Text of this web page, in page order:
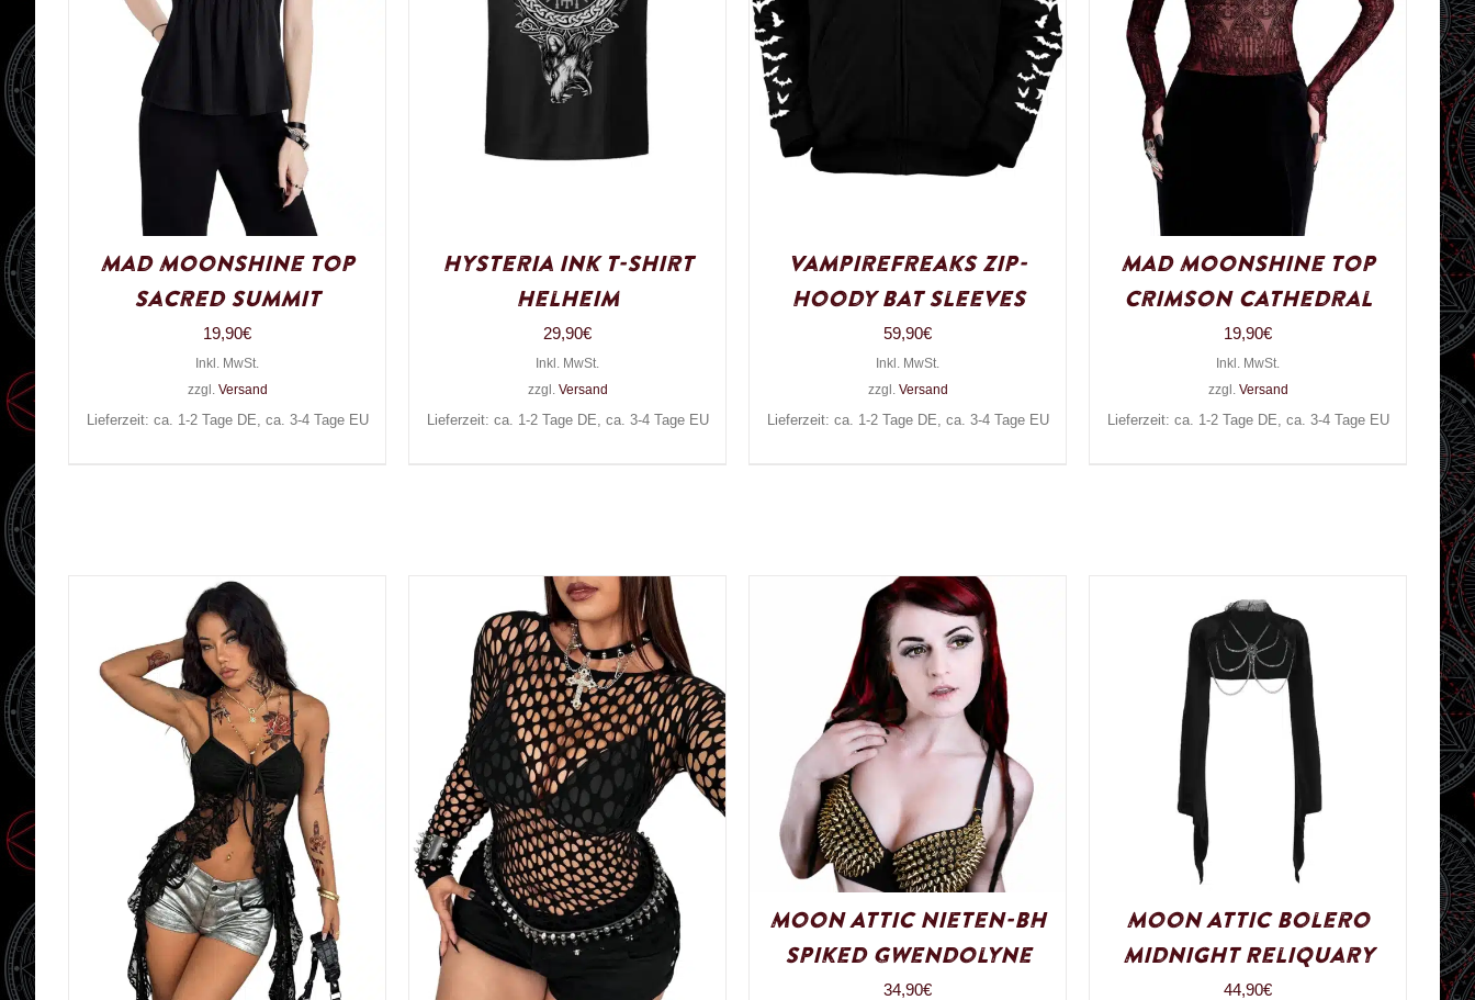
Mad Moonshine Top
Sacred Summit
19,90€
Inkl. MwSt.
zzgl. Versand
Lieferzeit: ca. 1-2 Tage DE, ca. 3-4 Tage EU
Hysteria Ink T-Shirt
Helheim
29,90€
Inkl. MwSt.
zzgl. Versand
Lieferzeit: ca. 1-2 Tage DE, ca. 3-4 Tage EU
VampireFreaks Zip-
Hoody Bat Sleeves
59,90€
Inkl. MwSt.
zzgl. Versand
Lieferzeit: ca. 1-2 Tage DE, ca. 3-4 Tage EU
Mad Moonshine Top
Crimson Cathedral
19,90€
Inkl. MwSt.
zzgl. Versand
Lieferzeit: ca. 1-2 Tage DE, ca. 3-4 Tage EU
Moon Attic Nieten-BH
Spiked Gwendolyne
34,90€
Moon Attic Bolero
Midnight Reliquary
44,90€